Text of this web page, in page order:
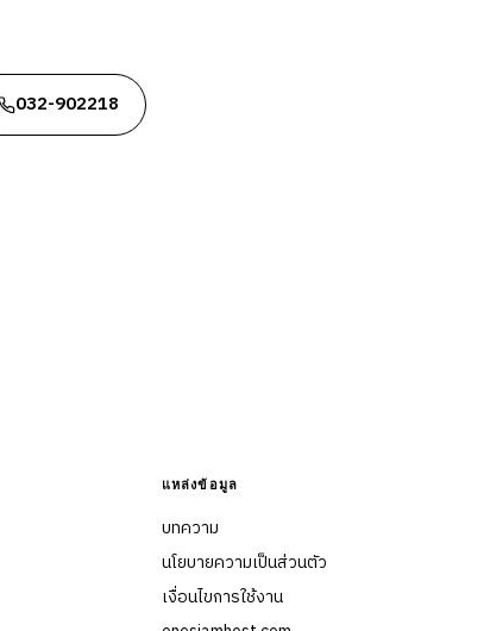
032-902218
แหล่งข้อมูล
บทความ
นโยบายความเป็นส่วนตัว
เงื่อนไขการใช้งาน